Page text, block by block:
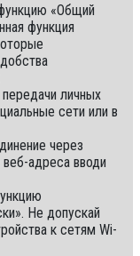
«Общий
функция
личных
сети или в
через
адреса вводи
Не допускай
к сетям Wi-